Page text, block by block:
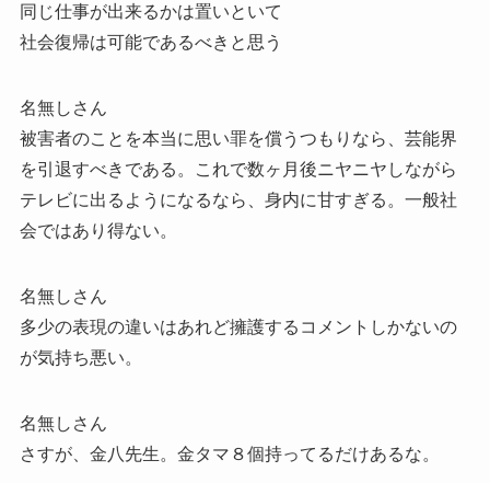
同じ仕事が出来るかは置いといて
社会復帰は可能であるべきと思う
名無しさん
被害者のことを本当に思い罪を償うつもりなら、芸能界
を引退すべきである。これで数ヶ月後ニヤニヤしながら
テレビに出るようになるなら、身内に甘すぎる。一般社
会ではあり得ない。
名無しさん
多少の表現の違いはあれど擁護するコメントしかないの
が気持ち悪い。
名無しさん
さすが、金八先生。金タマ８個持ってるだけあるな。